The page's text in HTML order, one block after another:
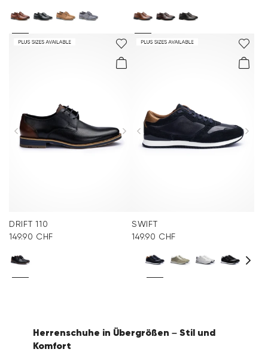
DRIFT 110
149.90 CHF
SWIFT
149.90 CHF
Herrenschuhe in Übergrößen – Stil und
Komfort